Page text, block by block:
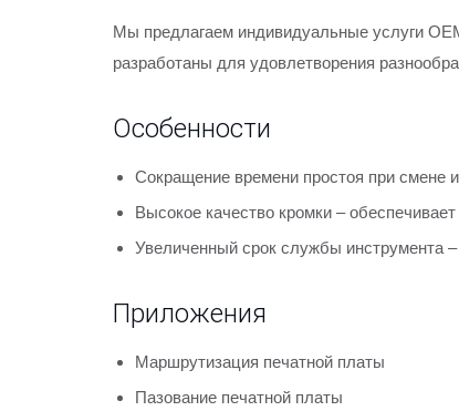
Мы предлагаем индивидуальные услуги
разработаны для удовлетворения
Особенности
Сокращение времени простоя при смене
Высокое качество кромки –
Увеличенный срок службы инструмента
Приложения
Маршрутизация печатной платы
Пазование печатной платы